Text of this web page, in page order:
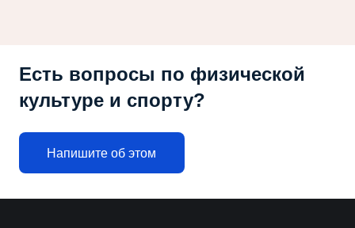
Есть вопросы по физической
культуре и спорту?
Напишите об этом